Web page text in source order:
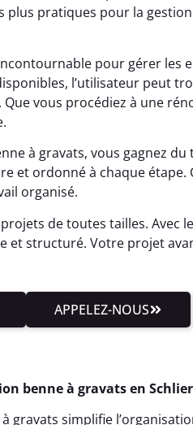
pratiques pour la
pour gérer les
l’utilisateur peut
vous procédiez à une
à gravats, vous gagnez
et ordonné à chaque étape.
organisé.
de toutes tailles. Avec
et structuré. Votre projet
APPELEZ-NOUS
benne à gravats en
gravats simplifie